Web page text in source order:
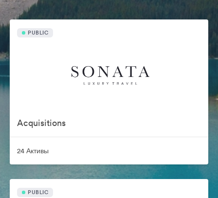
PUBLIC
Acquisitions
24 Активы
PUBLIC